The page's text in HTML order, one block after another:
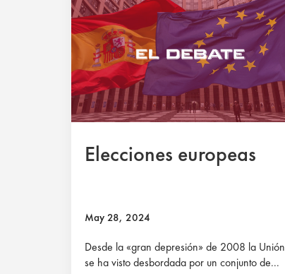
Elecciones europeas
May 28, 2024
Desde la «gran depresión» de 2008 la Unión
se ha visto desbordada por un conjunto de...